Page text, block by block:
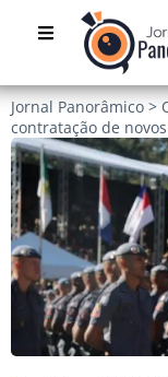
Jornal Panorâmico >
contratação de